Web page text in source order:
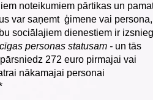
noteikumiem pārtikas un
var saņemt ģimene vai persona,
sociālajiem dienestiem ir
personas statusam - un tās
272 euro pirmajai vai
nākamajai personai